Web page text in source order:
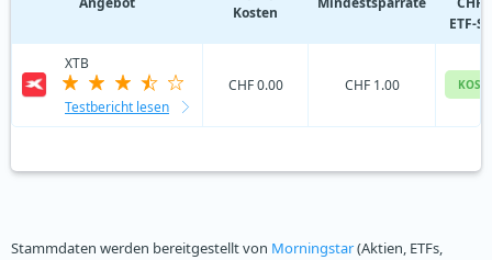
Kosten
ETF-
XTB
Testbericht lesen
CHF 0.00 CHF 1.00
Stammdaten werden bereitgestellt von Morningstar(Aktien, ETFs,